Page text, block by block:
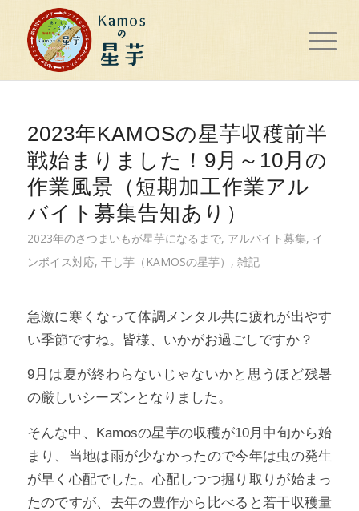
2023年KAMOSの星芋収穫前半
戦始まりました！9月～10月の
作業風景（短期加工作業アル
バイト募集告知あり）
2023年のさつまいもが星芋になるまで, アルバイト募集, イ
ンボイス対応, 干し芋（KAMOSの星芋） , 雑記
急激に寒くなって体調メンタル共に疲れが出やす
い季節ですね。皆様、いかがお過ごしですか？
9月は夏が終わらないじゃないかと思うほど残暑
の厳しいシーズンとなりました。
そんな中、Kamosの星芋の収穫が10月中旬から始
まり、当地は雨が少なかったので今年は虫の発生
が早く心配でした。心配しつつ掘り取りが始まっ
たのですが、去年の豊作から比べると若干収穫量